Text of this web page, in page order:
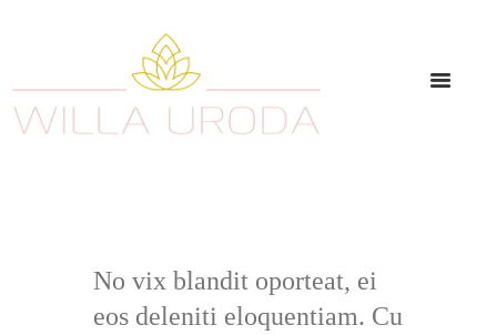
No vix blandit oporteat, ei
eos deleniti eloquentiam. Cu